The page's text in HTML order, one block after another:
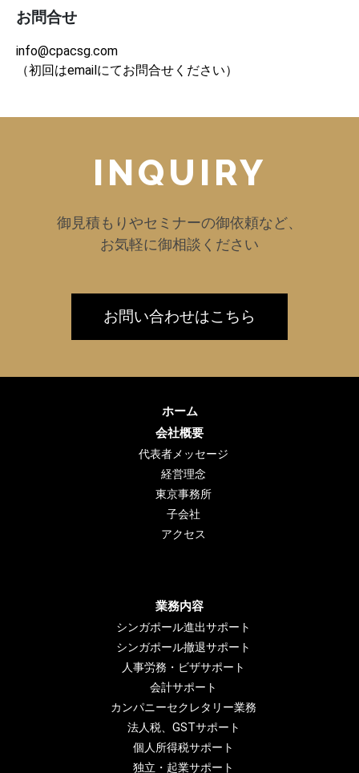
お問合せ
info@cpacsg.com
（初回はemailにてお問合せください）
INQUIRY
御見積もりやセミナーの御依頼など、
お気軽に御相談ください
お問い合わせはこちら
ホーム
会社概要
代表者メッセージ
経営理念
東京事務所
子会社
アクセス
業務内容
シンガポール進出サポート
シンガポール撤退サポート
人事労務・ビザサポート
会計サポート
カンパニーセクレタリー業務
法人税、GSTサポート
個人所得税サポート
独立・起業サポート